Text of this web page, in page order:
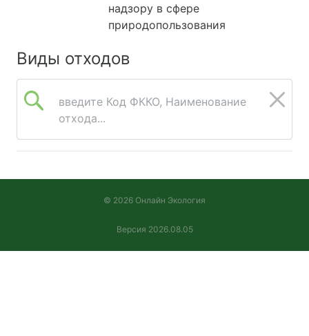
надзору в сфере
природопользования
Виды отходов
введите Код ФККО, Наименование
отхода...
© 2026 Онлайн Экология
Версия 2026.08.05